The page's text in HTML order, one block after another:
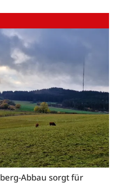
Abbau sorgt für